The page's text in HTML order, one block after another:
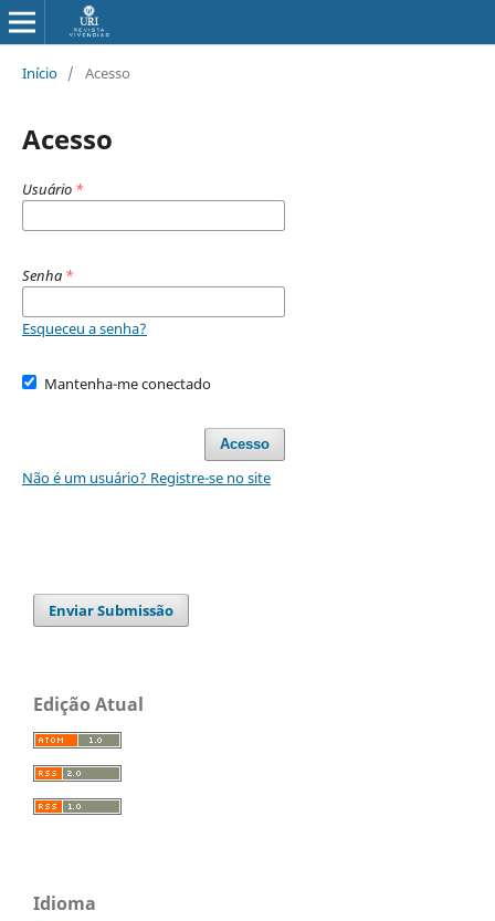
Início / Acesso
Acesso
Usuário *
Senha *
Esqueceu a senha?
Mantenha-me conectado
Acesso
Não é um usuário? Registre-se no site
Enviar Submissão
Edição Atual
Idioma